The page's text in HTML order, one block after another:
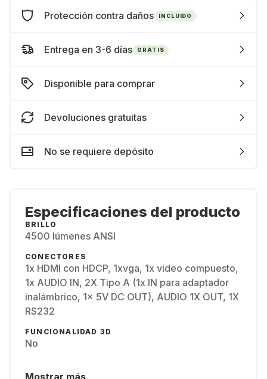
Protección contra daños INCLUIDO
Entrega en 3-6 días GRATIS
Disponible para comprar
Devoluciones gratuitas
No se requiere depósito
Especificaciones del producto
BRILLO
4500 lúmenes ANSI
CONECTORES
1x HDMI con HDCP, 1xvga, 1x video compuesto,
1x AUDIO IN, 2X Tipo A (1x IN para adaptador
inalámbrico, 1x 5V DC OUT), AUDIO 1X OUT, 1X
RS232
FUNCIONALIDAD 3D
No
Mostrar más